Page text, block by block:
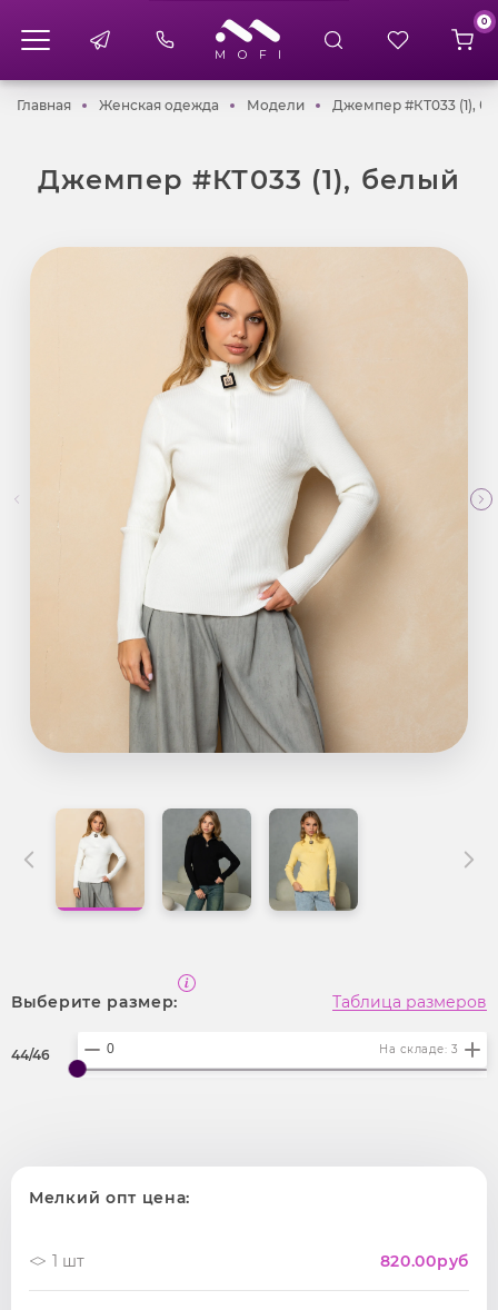
0
ГлавнаяГлавнаяЖенская одежда Женская одежда
МоделиМоделиДжемпер #КТ033 (1),
Джемпер #КТ033 (1), белый
Выберите размер: Таблица размеров
44/46 На складе: 3
Мелкий опт цена:
1 шт 820.00руб